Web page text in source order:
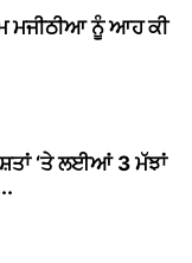
ਮਜੀਠੀਆ ਨੂੰ ਆਹ ਕੀ
‘ਤੇ ਲਈਆਂ 3 ਮੱਝਾਂ